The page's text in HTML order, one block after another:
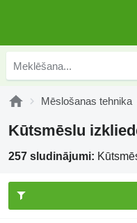
Mēslošanas tehnika
Kūtsmēslu
257 sludinājumi: